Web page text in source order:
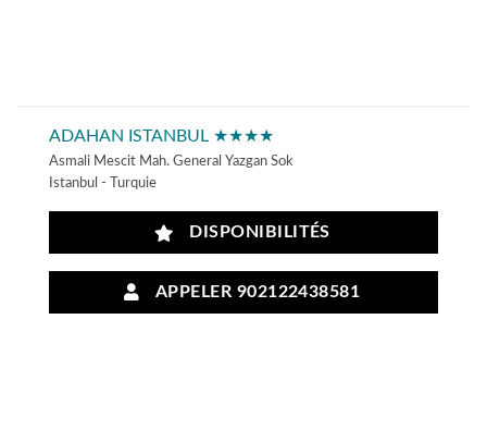
ADAHAN ISTANBUL ★★★★
Asmali Mescit Mah. General Yazgan Sok
Istanbul - Turquie
DISPONIBILITÉS
APPELER 902122438581